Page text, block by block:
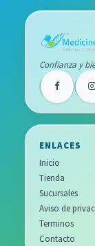
Confianza y
ENLACES
Inicio
Tienda
Sucursales
Aviso de
Terminos
Contacto